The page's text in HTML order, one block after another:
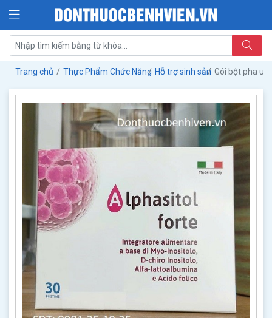
Trang chủ Thực Phẩm Chức Năng Hỗ trợ sinh sản Gói bột pha